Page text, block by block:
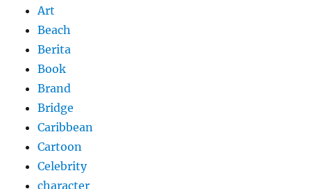
Art
Beach
Berita
Book
Brand
Bridge
Caribbean
Cartoon
Celebrity
character